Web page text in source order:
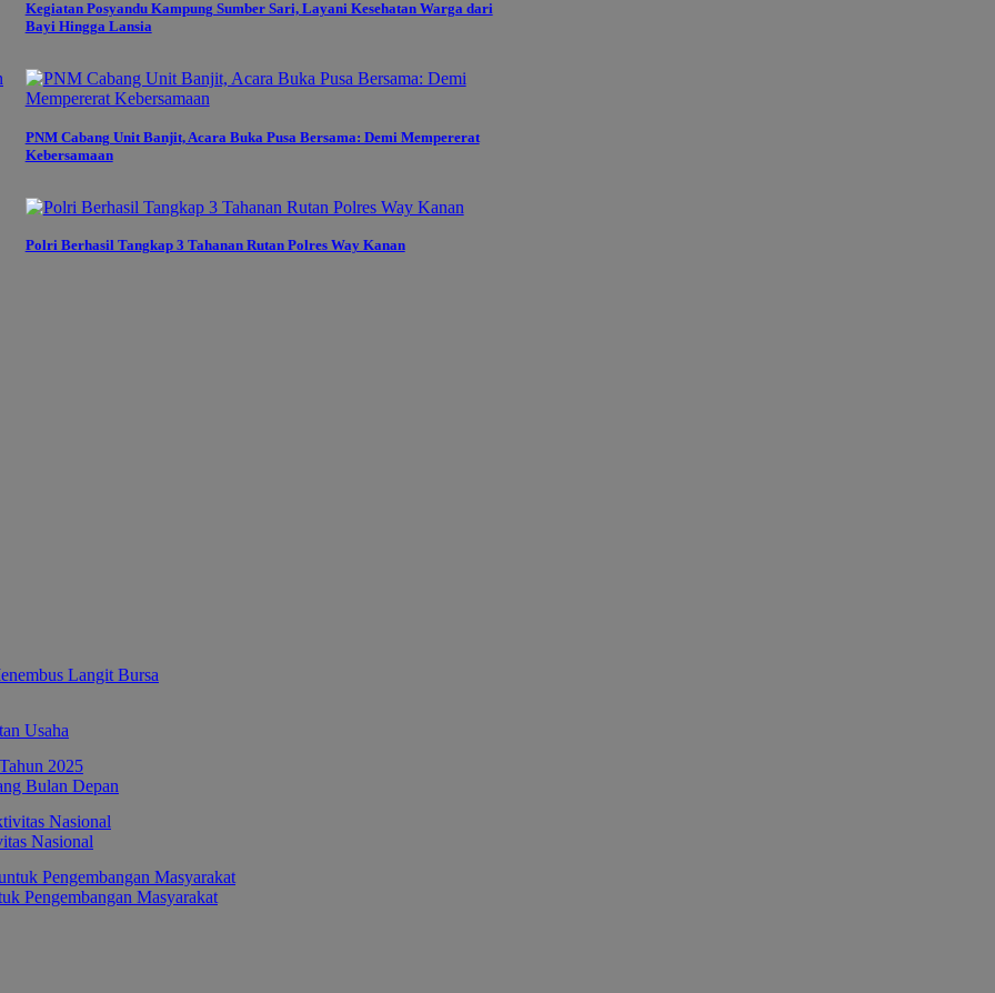
Kegiatan Posyandu Kampung Sumber Sari, Layani Kesehatan Warga dari
Bayi Hingga Lansia
PNM Cabang Unit Banjit, Acara Buka Pusa Bersama: Demi Mempererat
Kebersamaan
Polri Berhasil Tangkap 3 Tahanan Rutan Polres Way Kanan
Langit Bursa
Usaha
Bulan Depan
Nasional
Pengembangan Masyarakat